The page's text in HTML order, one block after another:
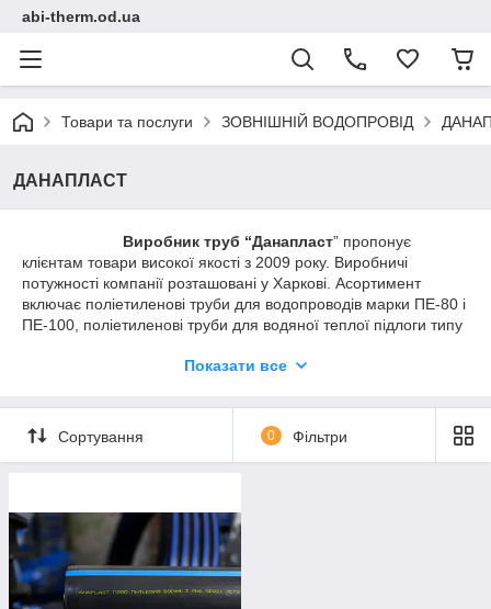
abi-therm.od.ua
Товари та послуги ЗОВНІШНІЙ ВОДОПРОВІД
ДАНАПЛАСТ
Виробник труб “Данапласт” пропонує
клієнтам товари високої якості з 2009 року. Виробничі
потужності компанії розташовані у Харкові. Асортимент
включає поліетиленові труби для водопроводів марки ПЕ-80 і
ПЕ-100, поліетиленові труби для водяної теплої підлоги типу
успішно використовують як приватні клієнти для
облаштування трубопроводів будинку, так і промислові,
кожному етапі виробництва.
Показати все
Сортування 0 Фільтри